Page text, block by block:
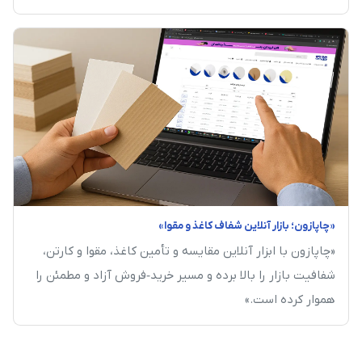
«چاپازون؛ بازار آنلاین شفاف کاغذ و مقوا»
«چاپازون با ابزار آنلاین مقایسه و تأمین کاغذ، مقوا و کارتن،
شفافیت بازار را بالا برده و مسیر خرید‑فروش آزاد و مطمئن را
هموار کرده است.»